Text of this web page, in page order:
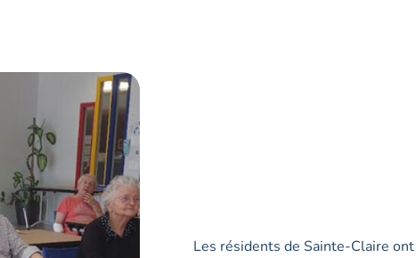
Les résidents de Sainte-Claire ont